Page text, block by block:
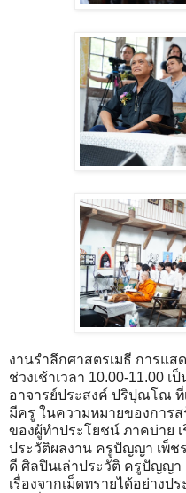
งานรำลึกศาสตรเมธี การแ
ช่วงเช้าเวลา 10.00-11.00
อาจารย์ประสงค์ ปริปุณโณ ที่
มีครู ในความหมายของการส
ของผู้ทำประโยชน์ ภาคบ่าย เ
ประวัติผลงาน ครูปัญญา เพ็ช
ดี ศิลปินเล่าประวัติ ครูปัญญา
เรื่องจากเม็ดทรายได้อย่าง